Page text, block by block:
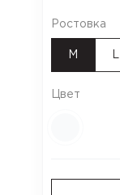
Ростовка
M L
Цвет